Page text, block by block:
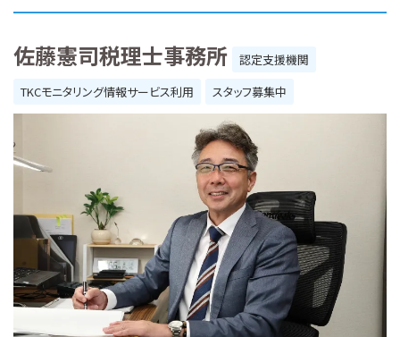
佐藤憲司税理士事務所
認定支援機関
TKCモニタリング情報サービス利用
スタッフ募集中